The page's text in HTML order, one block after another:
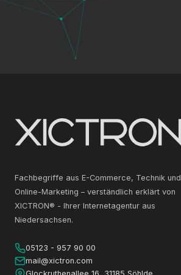
Fachbegriffe aus E-Commerce, Technik und
Online-Marketing – verständlich erklärt von
XICTRON® - Ihrer Internetagentur aus
Niedersachsen.
05123 - 957 90 00
mail@xictron.com